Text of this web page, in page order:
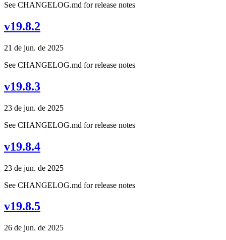
See CHANGELOG.md for release notes
v19.8.2
21 de jun. de 2025
See CHANGELOG.md for release notes
v19.8.3
23 de jun. de 2025
See CHANGELOG.md for release notes
v19.8.4
23 de jun. de 2025
See CHANGELOG.md for release notes
v19.8.5
26 de jun. de 2025